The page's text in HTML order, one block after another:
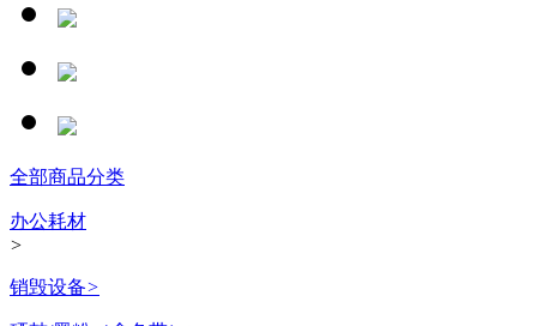
全部商品分类
办公耗材
>
销毁设备>